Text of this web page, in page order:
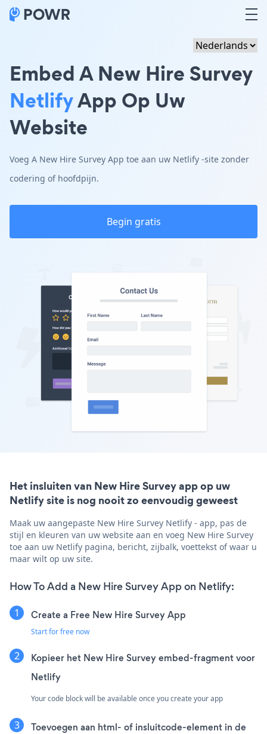
Embed A New Hire Survey
NetlifyApp Op Uw
Website
Voeg A New Hire Survey App toe aan uw Netlify -site zonder
codering of hoofdpijn.
Begin gratis
Het insluiten van New Hire Survey app op uw
Netlify site is nog nooit zo eenvoudig geweest
Maak uw aangepaste New Hire Survey Netlify - app, pas de
stijl en kleuren van uw website aan en voeg New Hire Survey
toe aan uw Netlify pagina, bericht, zijbalk, voettekst of waar u
maar wilt op uw site.
How To Add a New Hire Survey App on Netlify:
Create a Free New Hire Survey App
Start for free now
Kopieer het New Hire Survey embed-fragment voor
Netlify
Your code block will be available once you create your app
Toevoegen aan html- of insluitcode-element in de